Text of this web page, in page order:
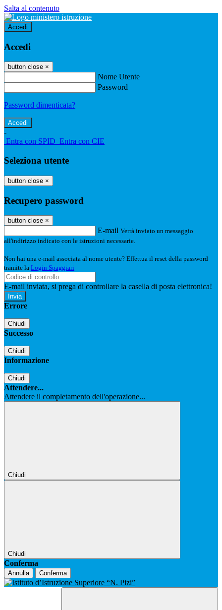
Salta al contenuto
Accedi
Accedi
button close ×
Nome Utente
Password
Password dimenticata?
-
Entra con SPID Entra con CIE
Seleziona utente
button close ×
Recupero password
button close ×
E-mail Verrà inviato un messaggio
all'indirizzo indicato con le istruzioni necessarie.
Non hai una e-mail associata al nome utente? Effettua il reset della password
tramite la Login Spaggiari
E-mail inviata, si prega di controllare la casella di posta elettronica!
Errore
Chiudi
Successo
Chiudi
Informazione
Chiudi
Attendere...
Attendere il completamento dell'operazione...
Chiudi
Chiudi
Conferma
Annulla Conferma